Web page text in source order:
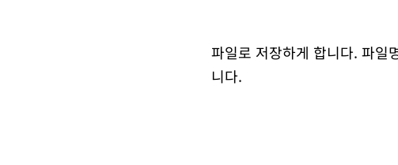
파일로 저장하게 합니다. 파일
니다.